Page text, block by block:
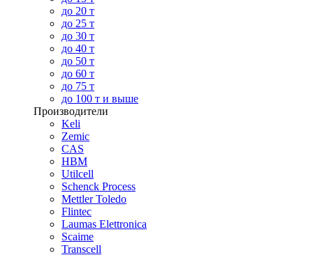
до 20 т
до 25 т
до 30 т
до 40 т
до 50 т
до 60 т
до 75 т
до 100 т и выше
Производители
Keli
Zemic
CAS
HBM
Utilcell
Schenck Process
Mettler Toledo
Flintec
Laumas Elettronica
Scaime
Transcell